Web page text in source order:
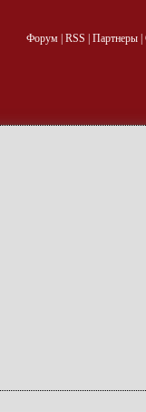
Форум| RSS Партнеры|